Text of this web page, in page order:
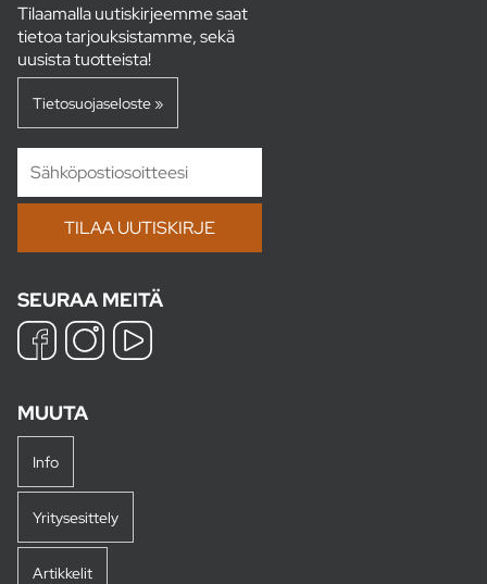
Tilaamalla uutiskirjeemme saat
tietoa tarjouksistamme, sekä
uusista tuotteista!
Tietosuojaseloste »
SEURAA MEITÄ
MUUTA
Info
Yritysesittely
Artikkelit